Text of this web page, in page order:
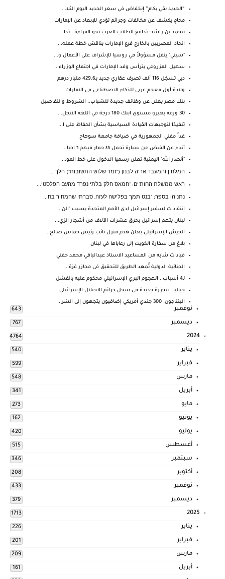
“الحديد بقي بكام” إنخفاض في سعر الحديد اليوم الثلا...
محامٍ يكشف عن مخالفات وجرائم تؤدي للإبعاد عن الإمارات
محمد بن راشد: تدافع الطلاب العرب نحو القراءة.. تدا...
اتحاد المصريين بالخارج فرع الإمارات يناقش خطة عمله...
"سيتي" ينقل مسؤولاً في روسيا للإشراف على الأعمال و...
سهيل المزروعي يترأس وفد الإمارات في اجتماع الوزراء...
دبي تسجّل 116 ألف تصرف عقاري جديد بـ429.6 مليار درهم
ولادة أول معجم عربي للذكاء الاصطناعي في الامارات
بنك مصر يعلن عن وظائف جديدة للشباب.. الشروط والتفاصيل
30 ورقه يغيرو مستوى ابنك 180 درجة في اللغه الانجل...
تنفيذا لتوجيهات القيادة السياسية بشأن الحفاظ على ا...
غداً مفتي الجمهورية في ضيافة جامعة سوهاج
أنباء عن القبض عن سيارة تحمل ٤٨ حمار فيهم ٦ احيا...
"أنصار الله" اليمنية تعلن رسميا الدخول على خط المو...
המלחין והמעבד אריה לבנון ("זמר שלוש התשובות") הלך ...
ראש ממשלת החות'ים: "חמאס חלק בלתי נפרד מהעם הפלסטי...
נתניהו בספר: "בנט תמך בפלישה לעזה, סברתי שהמחיר בח...
انتقادات لسفير إسرائيل لدى الأمم المتحدة بسبب "الن...
لبنان يتهم إسرائيل بحرق عشرات الآلاف من أشجار الزي...
الجيش الإسرائيلي يعلن هدم منزل نائب رئيس حماس صالح...
بلاغ من سفارة الكويت إلى رعاياها في لبنان
قيادات شابه من المساعيد الاستاذ عبدالباقي محمد حفني
الجنائية الدولية تٌمهد الطريق للتحقيق فى مجازر غزة...
لـ4 أسباب.. الهجوم البري الإسرائيلي محكوم عليه بالفشل
جباليا.. مجزرة جديدة في سجل جرائم الاحتلال الإسرائيلي
البنتاجون: 300 جندي أمريكي إضافيون يتجهون إلى الشر...
نوفمبر 643
ديسمبر 767
2024
4764
يناير 540
فبراير 599
مارس 548
أبريل 341
مايو 273
يونيو 162
يوليو 420
أغسطس 515
سبتمبر 346
أكتوبر 208
نوفمبر 433
ديسمبر 379
2025
1713
يناير 226
فبراير 201
مارس 209
أبريل 161